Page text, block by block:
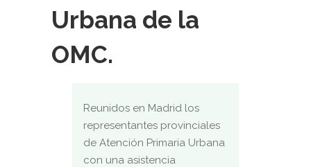
Urbana de la
OMC.
Reunidos en Madrid los
representantes provinciales
de Atención Primaria Urbana
con una asistencia